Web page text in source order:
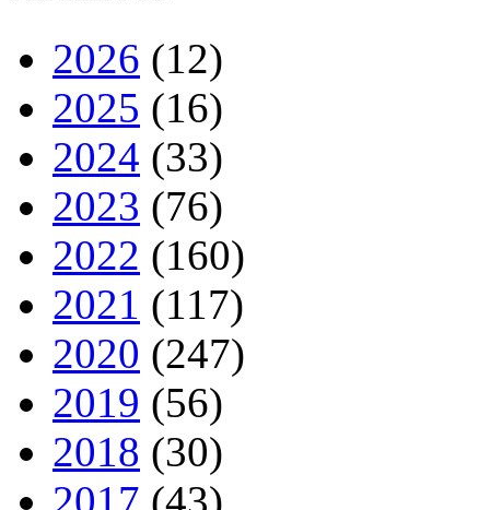
2026 (12)
2025 (16)
2024 (33)
2023 (76)
2022 (160)
2021 (117)
2020 (247)
2019 (56)
2018 (30)
2017 (43)